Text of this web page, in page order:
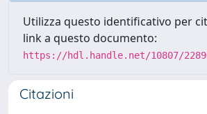
Utilizza questo identificativo per
link a questo documento:
https://hdl.handle.net/10807/
Citazioni